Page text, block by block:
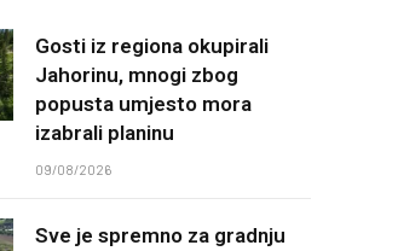
Gosti iz regiona okupirali
Jahorinu, mnogi zbog
popusta umjesto mora
izabrali planinu
09/08/2026
Sve je spremno za gradnju